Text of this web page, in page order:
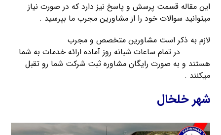
این مقاله قسمت پرسش و پاسخ نیز دارد که در صورت نیاز
میتوانید سوالات خود را از مشاورین مجرب ما بپرسید .
لازم به ذکر است مشاورین متخصص و مجرب
در تمام ساعات شبانه روز آماده ارائه خدمات به شما
هستند و به صورت رایگان مشاوره ثبت شرکت شما رو تقبل
میکنند .
شهر خلخال